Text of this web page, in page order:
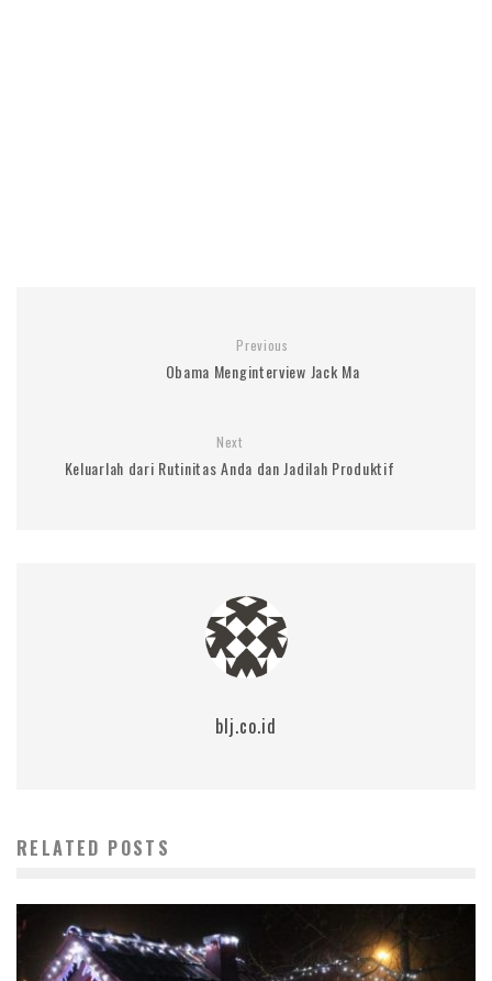
Previous
Obama Menginterview Jack Ma
Next
Keluarlah dari Rutinitas Anda dan Jadilah Produktif
blj.co.id
RELATED POSTS